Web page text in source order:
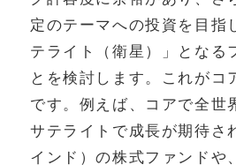
定のテーマへの投資を目指
テライト（衛星）」となる
とを検討します。これがコ
です。例えば、コアで全世
サテライトで成長が期待さ
インド）の株式ファンドや